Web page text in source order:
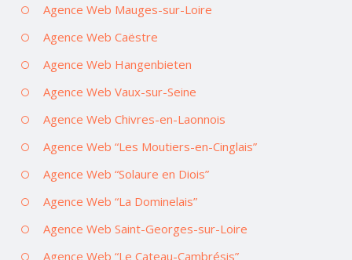
Agence Web Mauges-sur-Loire
Agence Web Caëstre
Agence Web Hangenbieten
Agence Web Vaux-sur-Seine
Agence Web Chivres-en-Laonnois
Agence Web “Les Moutiers-en-Cinglais”
Agence Web “Solaure en Diois”
Agence Web “La Dominelais”
Agence Web Saint-Georges-sur-Loire
Agence Web “Le Cateau-Cambrésis”